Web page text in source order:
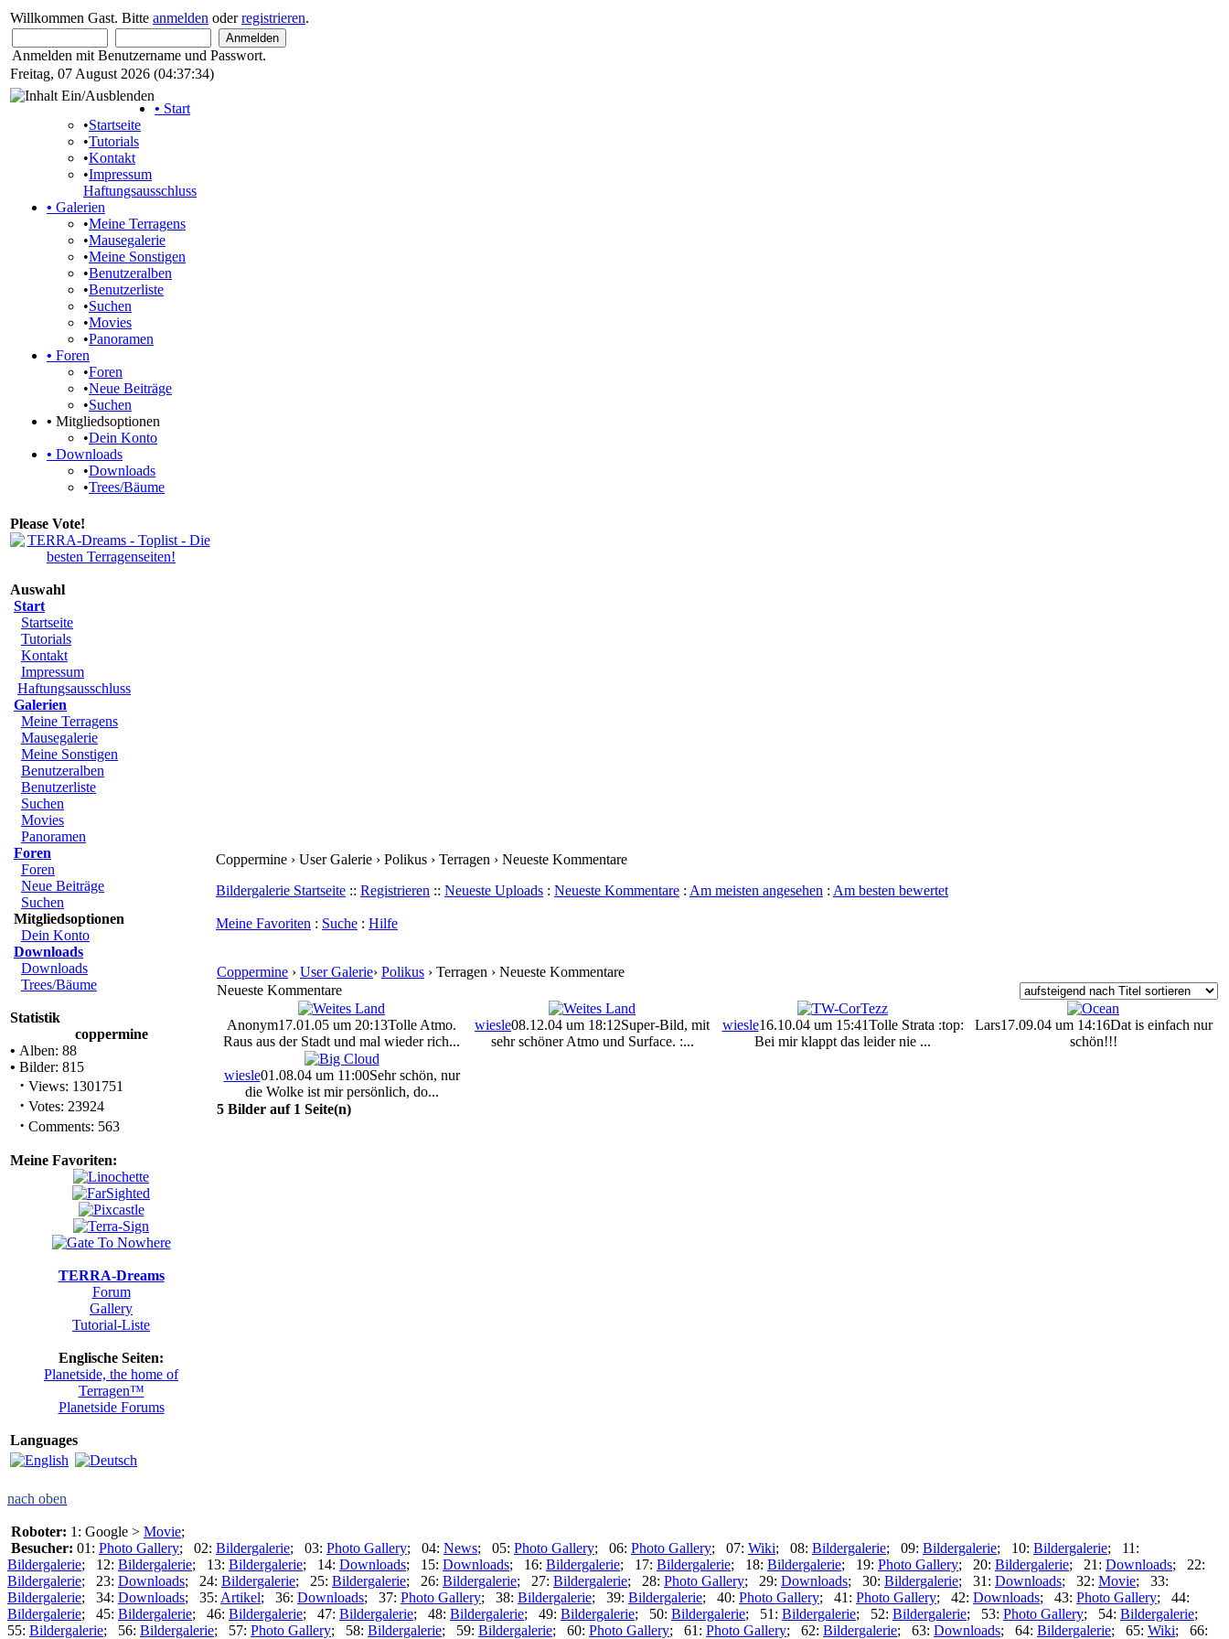
Willkommen Gast. Bitte anmelden oderregistrieren.
Anmelden mit Benutzername und Passwort.
Freitag, 07 August 2026 (04:37:34)
• Start
•Startseite
•Tutorials
•Kontakt
•Impressum
Haftungsausschluss
• Galerien
•Meine Terragens
•Mausegalerie
•Meine Sonstigen
•Benutzeralben
•Benutzerliste
•Suchen
•Movies
•Panoramen
• Foren
•Foren
•Neue Beiträge
•Suchen
• Mitgliedsoptionen
•Dein Konto
• Downloads
•Downloads
•Trees/Bäume
Please Vote!
Auswahl
Start
Startseite
Tutorials
Kontakt
Impressum
Haftungsausschluss
Galerien
Meine Terragens
Mausegalerie
Meine Sonstigen
Benutzeralben
Benutzerliste
Suchen
Movies
Panoramen
Foren
Foren
Neue Beiträge
Suchen
Mitgliedsoptionen
Dein Konto
Downloads
Downloads
Trees/Bäume
Statistik
coppermine
• Alben: 88
• Bilder: 815
· Views: 1301751
· Votes: 23924
· Comments: 563
Meine Favoriten:
TERRA-Dreams
Forum
Gallery
Tutorial-Liste
Englische Seiten:
Planetside, the home of
Terragen™
Planetside Forums
Languages
Coppermine › User Galerie › Polikus › Terragen › Neueste Kommentare
Bildergalerie Startseite :: Registrieren :: Neueste Uploads : Neueste Kommentare : Am meisten angesehen : Am besten bewertet
Meine Favoriten : Suche : Hilfe
Coppermine › User Galerie› Polikus › Terragen › Neueste Kommentare
Neueste Kommentare
Anonym17.01.05 um 20:13Tolle Atmo.
Raus aus der Stadt und mal wieder rich...
wiesle08.12.04 um 18:12Super-Bild, mit
sehr schöner Atmo und Surface. :...
wiesle16.10.04 um 15:41Tolle Strata :top:
Bei mir klappt das leider nie ...
Lars17.09.04 um 14:16Dat is einfach nur
schön!!!
wiesle01.08.04 um 11:00Sehr schön, nur
die Wolke ist mir persönlich, do...
5 Bilder auf 1 Seite(n)
nach oben
Roboter: 1: Google > Movie;
Besucher: 01: Photo Gallery; 02: Bildergalerie; 03: Photo Gallery; 04: News; 05: Photo Gallery; 06: Photo Gallery; 07: Wiki; 08: Bildergalerie; 09: Bildergalerie; 10: Bildergalerie; 11:
Bildergalerie; 12: Bildergalerie; 13: Bildergalerie; 14: Downloads; 15: Downloads; 16: Bildergalerie; 17: Bildergalerie; 18: Bildergalerie; 19: Photo Gallery; 20: Bildergalerie; 21: Downloads; 22:
Bildergalerie; 23: Downloads; 24: Bildergalerie; 25: Bildergalerie; 26: Bildergalerie; 27: Bildergalerie; 28: Photo Gallery; 29: Downloads; 30: Bildergalerie; 31: Downloads; 32: Movie; 33:
Bildergalerie; 34: Downloads; 35: Artikel; 36: Downloads; 37: Photo Gallery; 38: Bildergalerie; 39: Bildergalerie; 40: Photo Gallery; 41: Photo Gallery; 42: Downloads; 43: Photo Gallery; 44:
Bildergalerie; 45: Bildergalerie; 46: Bildergalerie; 47: Bildergalerie; 48: Bildergalerie; 49: Bildergalerie; 50: Bildergalerie; 51: Bildergalerie; 52: Bildergalerie; 53: Photo Gallery; 54: Bildergalerie;
55: Bildergalerie; 56: Bildergalerie; 57: Photo Gallery; 58: Bildergalerie; 59: Bildergalerie; 60: Photo Gallery; 61: Photo Gallery; 62: Bildergalerie; 63: Downloads; 64: Bildergalerie; 65: Wiki; 66: